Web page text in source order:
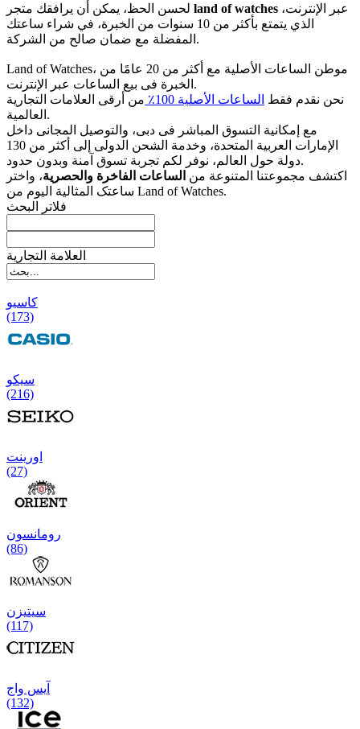
land of watches
الذي يتمتع بأكثر من 10 سنوات من الخبرة، في شراء ساعتك
المفضلة مع ضمان صالح من الشركة.
Land of Watches، موطن الساعات الأصلیة مع أکثر من 20 عامًا من
الخبرة فی بیع الساعات عبر الإنترنت.
نحن نقدم فقط الساعات الأصلیة 100٪
من أرقى العلامات التجاریة
العالمیة.
مع إمکانیة التسوق المباشر فی دبی، والتوصیل المجانی داخل
الإمارات العربیة المتحدة، وخدمة الشحن الدولی إلى أکثر من 130
دولة حول العالم، نوفر لکم تجربة تسوق آمنة وبدون حدود.
اکتشف مجموعتنا المتنوعة من الساعات الفاخرة والحصریة، واختر
ساعتک المثالیة الیوم من Land of Watches.
فلاتر البحث
العلامة التجارية
کاسیو
(173)
سیکو
(216)
اورینت
(27)
رومانسون
(86)
سیتیزن
(117)
آیس واج
(132)